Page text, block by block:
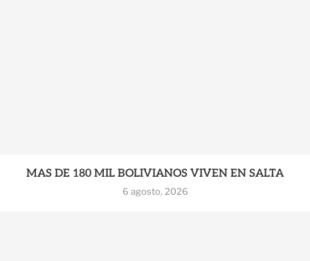
MAS DE 180 MIL BOLIVIANOS VIVEN EN SALTA
6 agosto, 2026